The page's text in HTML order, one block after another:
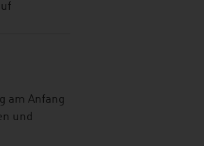
am Anfang
und